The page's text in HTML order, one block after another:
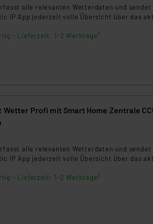
der EU. Dies
eingestuft wird. So besteht etwa das
Dienstleistern stützt sich auf die
alle relevanten Wetterdaten und sendet
IP App jederzeit volle Übersicht über das
- Lieferzeit: 1-2 Werktage²
Wetter Profi mit Smart Home Zentrale
alle relevanten Wetterdaten und sendet
IP App jederzeit volle Übersicht über das
- Lieferzeit: 1-2 Werktage²